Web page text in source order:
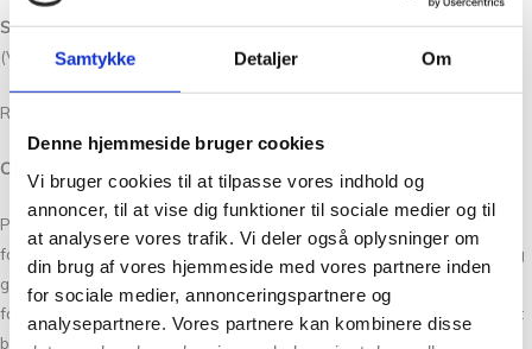
Samtykke Detaljer Om
Denne hjemmeside bruger cookies
Vi bruger cookies til at tilpasse vores indhold og
annoncer, til at vise dig funktioner til sociale medier og til
at analysere vores trafik. Vi deler også oplysninger om
din brug af vores hjemmeside med vores partnere inden
for sociale medier, annonceringspartnere og
analysepartnere. Vores partnere kan kombinere disse
Strikkefasthed:Dobbelt perlestrik p No.3.5, 26 m x 37 p = 10 x 10 cm
(Vesten).
Retriller pind No.
Om Pixen Design
Pixen Design
er kendetegnet ved et nordisk, enkelt og tidløst
formsprog, hvor klassisk design går hånd i hånd med funktionalitet og
gennemtænkte detaljer. Der lægges stor vægt på harmoniske
farvesammensætninger, høj kvalitet og modeller, der er behagelige at
bruge i hverdagen.